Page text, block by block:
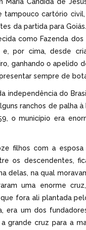
tampouco cartório
da partida para
como Fazenda
e, por cima, desde
ganhando o apelido
sempre de
independência do
ranchos de palha
o município era
filhos com a
os descendentes,
delas, na qual
uma enorme
fora ali plantada
era um dos
a grande cruz para a